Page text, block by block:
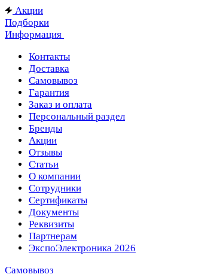
Акции
Подборки
Информация
Контакты
Доставка
Самовывоз
Гарантия
Заказ и оплата
Персональный раздел
Бренды
Акции
Отзывы
Статьи
О компании
Сотрудники
Сертификаты
Документы
Реквизиты
Партнерам
ЭкспоЭлектроника 2026
Самовывоз